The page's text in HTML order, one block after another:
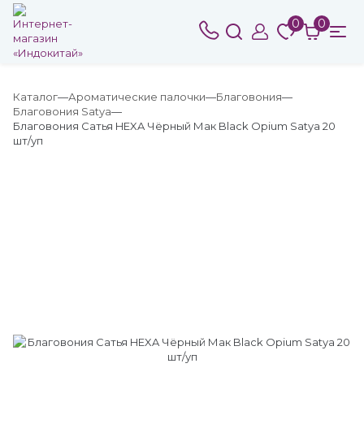
0 0
Каталог Ароматические палочки
Благовония
Благовония Satya
Благовония Сатья HEXA Чёрный Мак Black Opium Satya 20
шт/уп